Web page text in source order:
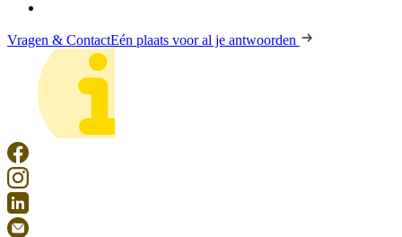
Vragen & ContactEén plaats voor al je antwoorden